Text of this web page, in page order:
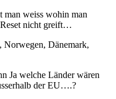
man weiss wohin man
nicht greift…
Norwegen, Dänemark,
Ja welche Länder wären
der EU….?